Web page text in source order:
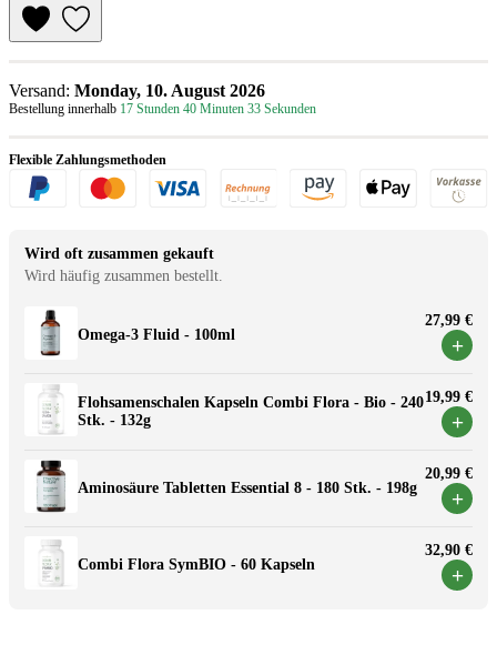
Versand: Monday, 10. August 2026
Bestellung innerhalb 17 Stunden 40 Minuten 33 Sekunden
Flexible Zahlungsmethoden
Wird oft zusammen gekauft
Wird häufig zusammen bestellt.
Omega-3 Fluid - 100ml
27,99 €
+
Flohsamenschalen Kapseln Combi Flora - Bio - 240
Stk. - 132g
19,99 €
+
Aminosäure Tabletten Essential 8 - 180 Stk. - 198g
20,99 €
+
Combi Flora SymBIO - 60 Kapseln
32,90 €
+